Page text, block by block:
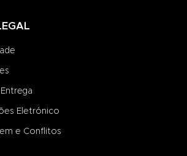
Eletrónico
e Conflitos